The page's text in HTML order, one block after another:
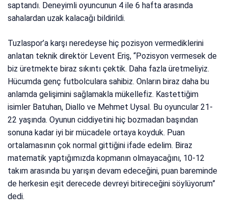
saptandı. Deneyimli oyuncunun 4 ile 6 hafta arasında
sahalardan uzak kalacağı bildirildi.
Tuzlaspor’a karşı neredeyse hiç pozisyon vermediklerini
anlatan teknik direktör Levent Eriş, “Pozisyon vermesek de
biz üretmekte biraz sıkıntı çektik. Daha fazla üretmeliyiz.
Hücumda genç futbolculara sahibiz. Onların biraz daha bu
anlamda gelişimini sağlamakla mükellefiz. Kastettiğim
isimler Batuhan, Diallo ve Mehmet Uysal. Bu oyuncular 21-
22 yaşında. Oyunun ciddiyetini hiç bozmadan başından
sonuna kadar iyi bir mücadele ortaya koyduk. Puan
ortalamasının çok normal gittiğini ifade edelim. Biraz
matematik yaptığımızda kopmanın olmayacağını, 10-12
takım arasında bu yarışın devam edeceğini, puan bareminde
de herkesin eşit derecede devreyi bitireceğini söylüyorum”
dedi.